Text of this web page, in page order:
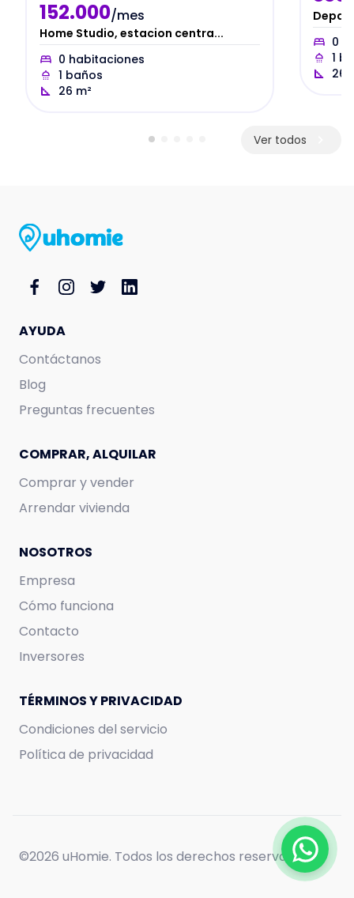
152.000/mes
Home Studio, estacion centra...
0 habitaciones
1 baños
26 m²
0
1
26
Ver todos
AYUDA
Contáctanos
Blog
Preguntas frecuentes
COMPRAR, ALQUILAR
Comprar y vender
Arrendar vivienda
NOSOTROS
Empresa
Cómo funciona
Contacto
Inversores
TÉRMINOS Y PRIVACIDAD
Condiciones del servicio
Política de privacidad
©2026 uHomie. Todos los derechos reservados